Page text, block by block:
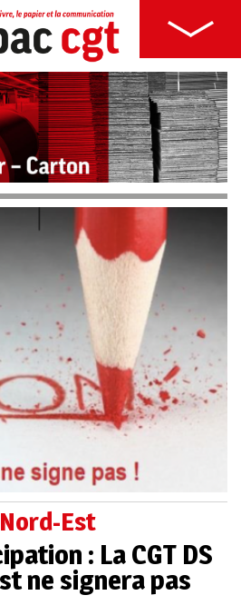
Est
: La CGT DS
ne signera pas